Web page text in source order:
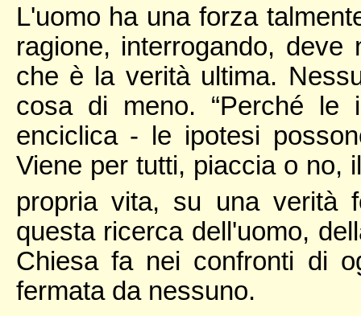
L'uomo ha una forza
ragione, interrogando, deve
che è la verità ultima.
cosa di meno. “Perché
enciclica - le ipotesi
Viene per tutti, piaccia o no,
propria vita, su una verità
questa ricerca dell'uomo,
Chiesa fa nei confronti di
fermata da nessuno.